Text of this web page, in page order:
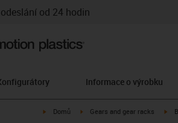
od 24 hodin
Informace o výrobku
igus-icon-arrow-right
Domů igus-icon-arrow-right
Gears and gear racks